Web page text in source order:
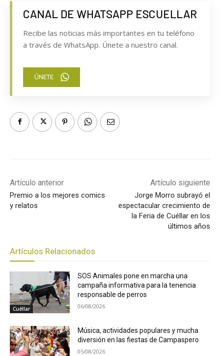
CANAL DE WHATSAPP ESCUELLAR
Recibe las noticias más importantes en tu teléfono
a través de WhatsApp. Únete a nuestro canal.
ÚNETE
Artículo anterior
Premio a los mejores comics
y relatos
Artículo siguiente
Jorge Morro subrayó el
espectacular crecimiento de
la Feria de Cuéllar en los
últimos años
Artículos Relacionados
Cuéllar
SOS Animales pone en marcha una
campaña informativa para la tenencia
responsable de perros
06/08/2026
Música, actividades populares y mucha
diversión en las fiestas de Campaspero
05/08/2026